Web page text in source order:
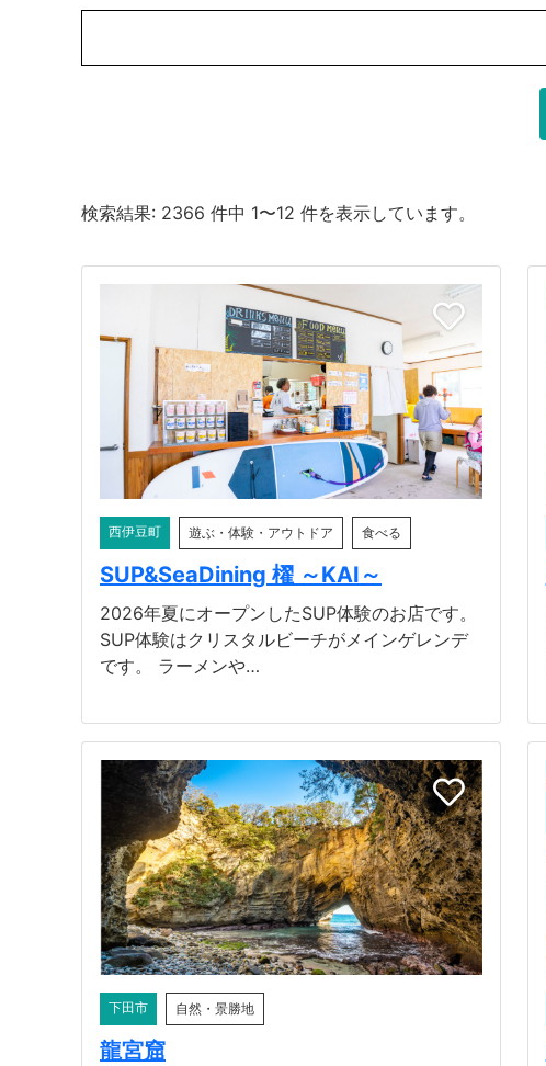
検索結果: 2366 件中 1〜12 件を表示しています。
西伊豆町 遊ぶ・体験・アウトドア 食べる
SUP&SeaDining 櫂 ～KAI～
2026年夏にオープンしたSUP体験のお店です。
SUP体験はクリスタルビーチがメインゲレンデ
です。 ラーメンや…
下田市 自然・景勝地
龍宮窟